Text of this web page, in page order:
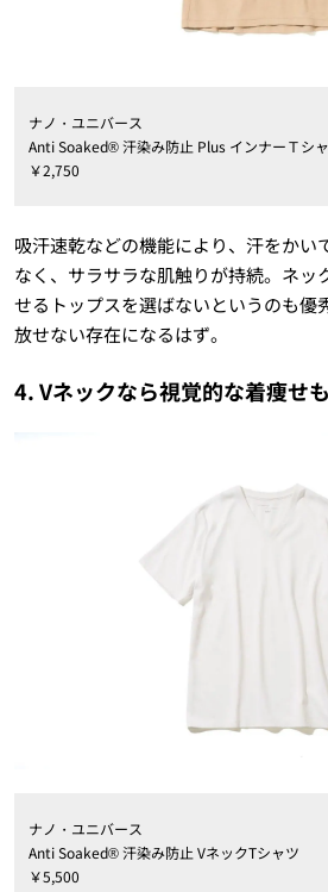
ナノ・ユニバース
Anti Soaked® 汗染み防止 Plus インナーＴシ
￥2,750
吸汗速乾などの機能により、汗をかい
なく、サラサラな肌触りが持続。ネッ
せるトップスを選ばないというのも優
放せない存在になるはず。
4. Vネックなら視覚的な着痩せ
ナノ・ユニバース
Anti Soaked® 汗染み防止 VネックTシャツ
￥5,500